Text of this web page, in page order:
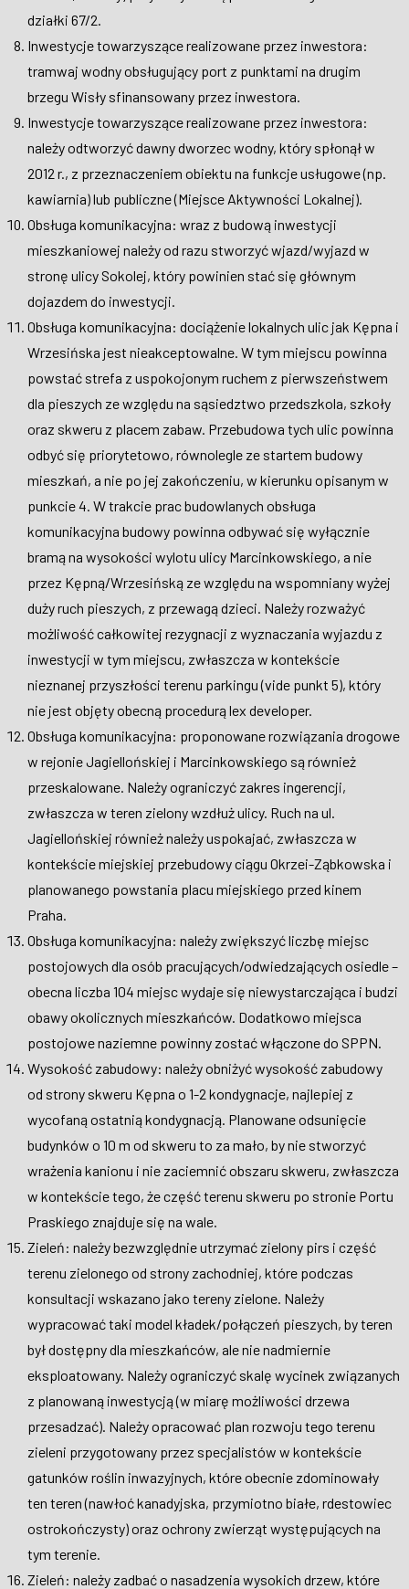
działki 67/2.
Inwestycje towarzyszące realizowane przez inwestora:
tramwaj wodny obsługujący port z punktami na drugim
brzegu Wisły sfinansowany przez inwestora.
Inwestycje towarzyszące realizowane przez inwestora:
należy odtworzyć dawny dworzec wodny, który spłonął w
2012 r., z przeznaczeniem obiektu na funkcje usługowe (np.
kawiarnia) lub publiczne (Miejsce Aktywności Lokalnej).
Obsługa komunikacyjna: wraz z budową inwestycji
mieszkaniowej należy od razu stworzyć wjazd/wyjazd w
stronę ulicy Sokolej, który powinien stać się głównym
dojazdem do inwestycji.
Obsługa komunikacyjna: dociążenie lokalnych ulic jak Kępna i
Wrzesińska jest nieakceptowalne. W tym miejscu powinna
powstać strefa z uspokojonym ruchem z pierwszeństwem
dla pieszych ze względu na sąsiedztwo przedszkola, szkoły
oraz skweru z placem zabaw. Przebudowa tych ulic powinna
odbyć się priorytetowo, równolegle ze startem budowy
mieszkań, a nie po jej zakończeniu, w kierunku opisanym w
punkcie 4. W trakcie prac budowlanych obsługa
komunikacyjna budowy powinna odbywać się wyłącznie
bramą na wysokości wylotu ulicy Marcinkowskiego, a nie
przez Kępną/Wrzesińską ze względu na wspomniany wyżej
duży ruch pieszych, z przewagą dzieci. Należy rozważyć
możliwość całkowitej rezygnacji z wyznaczania wyjazdu z
inwestycji w tym miejscu, zwłaszcza w kontekście
nieznanej przyszłości terenu parkingu (vide punkt 5), który
nie jest objęty obecną procedurą lex developer.
Obsługa komunikacyjna: proponowane rozwiązania drogowe
w rejonie Jagiellońskiej i Marcinkowskiego są również
przeskalowane. Należy ograniczyć zakres ingerencji,
zwłaszcza w teren zielony wzdłuż ulicy. Ruch na ul.
Jagiellońskiej również należy uspokajać, zwłaszcza w
kontekście miejskiej przebudowy ciągu Okrzei-Ząbkowska i
planowanego powstania placu miejskiego przed kinem
Praha.
Obsługa komunikacyjna: należy zwiększyć liczbę miejsc
postojowych dla osób pracujących/odwiedzających osiedle –
obecna liczba 104 miejsc wydaje się niewystarczająca i budzi
obawy okolicznych mieszkańców. Dodatkowo miejsca
postojowe naziemne powinny zostać włączone do SPPN.
Wysokość zabudowy: należy obniżyć wysokość zabudowy
od strony skweru Kępna o 1-2 kondygnacje, najlepiej z
wycofaną ostatnią kondygnacją. Planowane odsunięcie
budynków o 10 m od skweru to za mało, by nie stworzyć
wrażenia kanionu i nie zaciemnić obszaru skweru, zwłaszcza
w kontekście tego, że część terenu skweru po stronie Portu
Praskiego znajduje się na wale.
Zieleń: należy bezwzględnie utrzymać zielony pirs i część
terenu zielonego od strony zachodniej, które podczas
konsultacji wskazano jako tereny zielone. Należy
wypracować taki model kładek/połączeń pieszych, by teren
był dostępny dla mieszkańców, ale nie nadmiernie
eksploatowany. Należy ograniczyć skalę wycinek związanych
z planowaną inwestycją (w miarę możliwości drzewa
przesadzać). Należy opracować plan rozwoju tego terenu
zieleni przygotowany przez specjalistów w kontekście
gatunków roślin inwazyjnych, które obecnie zdominowały
ten teren (nawłoć kanadyjska, przymiotno białe, rdestowiec
ostrokończysty) oraz ochrony zwierząt występujących na
tym terenie.
Zieleń: należy zadbać o nasadzenia wysokich drzew, które